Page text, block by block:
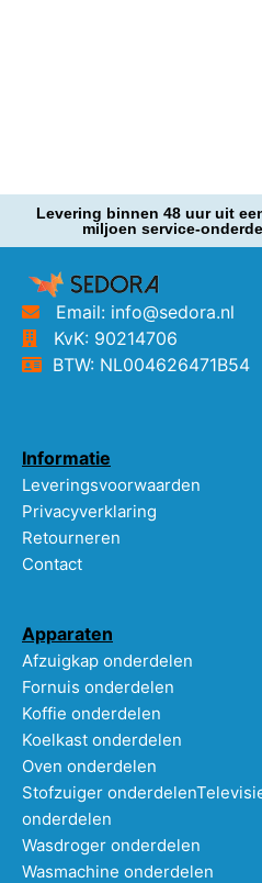
Levering binnen 48 uur uit
miljoen service-
Email: info@sedora.nl
KvK: 90214706
BTW: NL004626471B54
Informatie
Leveringsvoorwaarden
Privacyverklaring
Retourneren
Contact
Apparaten
Afzuigkap onderdelen
Fornuis onderdelen
Koffie onderdelen
Koelkast onderdelen
Oven onderdelen
Stofzuiger onderdelen
onderdelen
Wasdroger onderdelen
Wasmachine onderdelen